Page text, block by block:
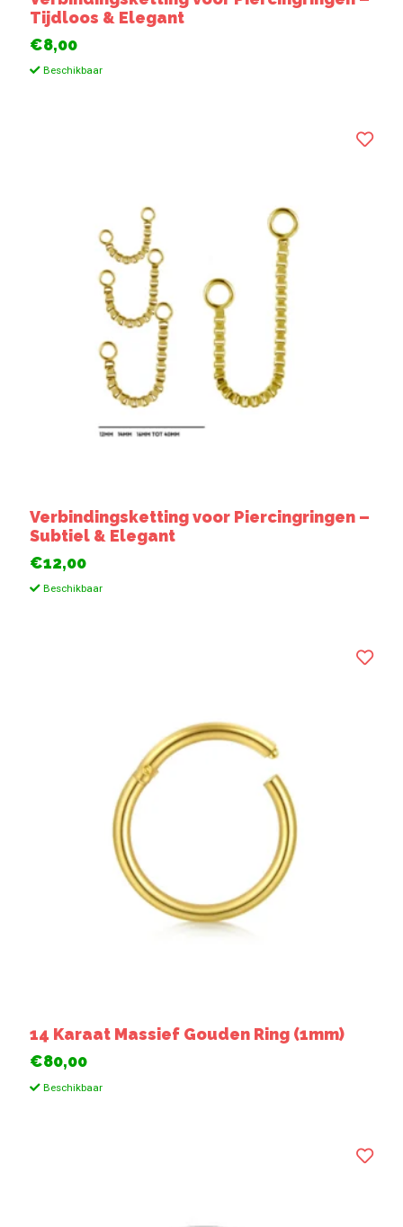
Tijdloos & Elegant
€8,00
Beschikbaar
Verbindingsketting voor Piercingringen –
Subtiel & Elegant
€12,00
Beschikbaar
14 Karaat Massief Gouden Ring (1mm)
€80,00
Beschikbaar